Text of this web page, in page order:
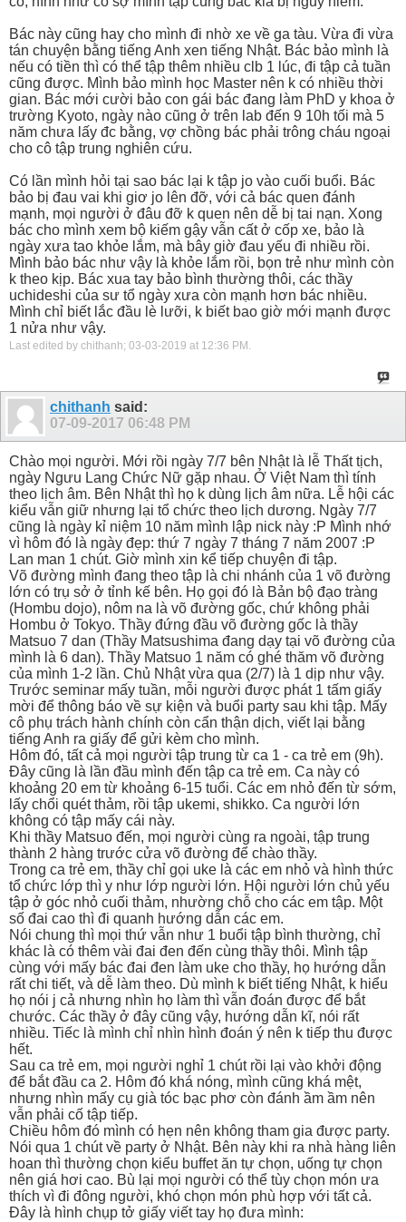
Bác này cũng hay cho mình đi nhờ xe về ga tàu. Vừa đi vừa
tán chuyện bằng tiếng Anh xen tiếng Nhật. Bác bảo mình là
nếu có tiền thì có thể tập thêm nhiều clb 1 lúc, đi tập cả tuần
cũng được. Mình bảo mình học Master nên k có nhiều thời
gian. Bác mới cười bảo con gái bác đang làm PhD y khoa ở
trường Kyoto, ngày nào cũng ở trên lab đến 9 10h tối mà 5
năm chưa lấy đc bằng, vợ chồng bác phải trông cháu ngoại
cho cô tập trung nghiên cứu.
Có lần mình hỏi tại sao bác lại k tập jo vào cuối buổi. Bác
bảo bị đau vai khi giơ jo lên đỡ, với cả bác quen đánh
mạnh, mọi người ở đâu đỡ k quen nên dễ bị tai nạn. Xong
bác cho mình xem bộ kiếm gậy vẫn cất ở cốp xe, bảo là
ngày xưa tao khỏe lắm, mà bây giờ đau yếu đi nhiều rồi.
Mình bảo bác như vậy là khỏe lắm rồi, bọn trẻ như mình còn
k theo kịp. Bác xua tay bảo bình thường thôi, các thầy
uchideshi của sư tổ ngày xưa còn mạnh hơn bác nhiều.
Mình chỉ biết lắc đầu lè lưỡi, k biết bao giờ mới mạnh được
1 nửa như vậy.
Last edited by chithanh; 03-03-2019 at 12:36 PM .
chithanh said:
07-09-2017 06:48 PM
Chào mọi người. Mới rồi ngày 7/7 bên Nhật là lễ Thất tịch,
ngày Ngưu Lang Chức Nữ gặp nhau. Ở Việt Nam thì tính
theo lịch âm. Bên Nhật thì họ k dùng lịch âm nữa. Lễ hội các
kiểu vẫn giữ nhưng lại tổ chức theo lịch dương. Ngày 7/7
cũng là ngày kỉ niệm 10 năm mình lập nick này :P Mình nhớ
vì hôm đó là ngày đẹp: thứ 7 ngày 7 tháng 7 năm 2007 :P
Lan man 1 chút. Giờ mình xin kể tiếp chuyện đi tập.
Võ đường mình đang theo tập là chi nhánh của 1 võ đường
lớn có trụ sở ở tỉnh kế bên. Họ gọi đó là Bản bộ đạo tràng
(Hombu dojo), nôm na là võ đường gốc, chứ không phải
Hombu ở Tokyo. Thầy đứng đầu võ đường gốc là thầy
Matsuo 7 dan (Thầy Matsushima đang dạy tại võ đường của
mình là 6 dan). Thầy Matsuo 1 năm có ghé thăm võ đường
của mình 1-2 lần. Chủ Nhật vừa qua (2/7) là 1 dịp như vậy.
Trước seminar mấy tuần, mỗi người được phát 1 tấm giấy
mời để thông báo về sự kiện và buổi party sau khi tập. Mấy
cô phụ trách hành chính còn cẩn thận dịch, viết lại bằng
tiếng Anh ra giấy để gửi kèm cho mình.
Hôm đó, tất cả mọi người tập trung từ ca 1 - ca trẻ em (9h).
Đây cũng là lần đầu mình đến tập ca trẻ em. Ca này có
khoảng 20 em từ khoảng 6-15 tuổi. Các em nhỏ đến từ sớm,
lấy chổi quét thảm, rồi tập ukemi, shikko. Ca người lớn
không có tập mấy cái này.
Khi thầy Matsuo đến, mọi người cùng ra ngoài, tập trung
thành 2 hàng trước cửa võ đường để chào thầy.
Trong ca trẻ em, thầy chỉ gọi uke là các em nhỏ và hình thức
tổ chức lớp thì y như lớp người lớn. Hội người lớn chủ yếu
tập ở góc nhỏ cuối thảm, nhường chỗ cho các em tập. Một
số đai cao thì đi quanh hướng dẫn các em.
Nói chung thì mọi thứ vẫn như 1 buổi tập bình thường, chỉ
khác là có thêm vài đai đen đến cùng thầy thôi. Mình tập
cùng với mấy bác đai đen làm uke cho thầy, họ hướng dẫn
rất chi tiết, và dễ làm theo. Dù mình k biết tiếng Nhật, k hiểu
họ nói j cả nhưng nhìn họ làm thì vẫn đoán được để bắt
chước. Các thầy ở đây cũng vậy, hướng dẫn kĩ, nói rất
nhiều. Tiếc là mình chỉ nhìn hình đoán ý nên k tiếp thu được
hết.
Sau ca trẻ em, mọi người nghỉ 1 chút rồi lại vào khởi động
để bắt đầu ca 2. Hôm đó khá nóng, mình cũng khá mệt,
nhưng nhìn mấy cụ già tóc bạc phơ còn đánh ầm ầm nên
vẫn phải cố tập tiếp.
Chiều hôm đó mình có hẹn nên không tham gia được party.
Nói qua 1 chút về party ở Nhật. Bên này khi ra nhà hàng liên
hoan thì thường chọn kiểu buffet ăn tự chọn, uống tự chọn
nên giá hơi cao. Bù lại mọi người có thể tùy chọn món ưa
thích vì đi đông người, khó chọn món phù hợp với tất cả.
Đây là hình chụp tở giấy viết tay họ đưa mình: